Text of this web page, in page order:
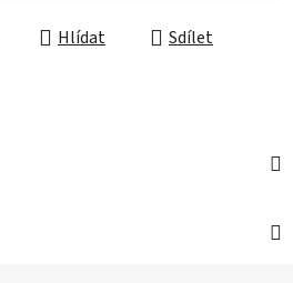
Hlídat Sdílet